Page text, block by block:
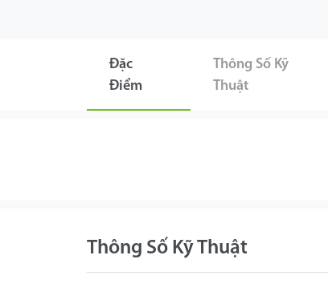
Đặc
Điểm
Thông Số Kỹ
Thuật
Thông Số Kỹ Thuật